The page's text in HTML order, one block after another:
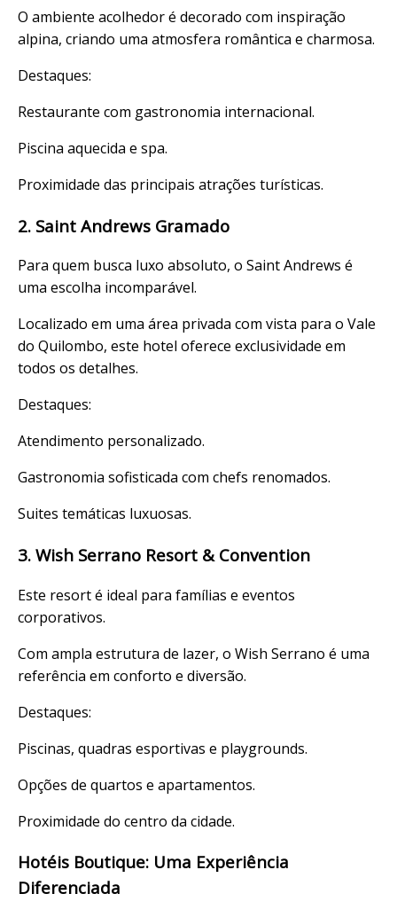
O ambiente acolhedor é decorado com inspiração
alpina, criando uma atmosfera romântica e charmosa.
Destaques:
Restaurante com gastronomia internacional.
Piscina aquecida e spa.
Proximidade das principais atrações turísticas.
2. Saint Andrews Gramado
Para quem busca luxo absoluto, o Saint Andrews é
uma escolha incomparável.
Localizado em uma área privada com vista para o Vale
do Quilombo, este hotel oferece exclusividade em
todos os detalhes.
Destaques:
Atendimento personalizado.
Gastronomia sofisticada com chefs renomados.
Suites temáticas luxuosas.
3. Wish Serrano Resort & Convention
Este resort é ideal para famílias e eventos
corporativos.
Com ampla estrutura de lazer, o Wish Serrano é uma
referência em conforto e diversão.
Destaques:
Piscinas, quadras esportivas e playgrounds.
Opções de quartos e apartamentos.
Proximidade do centro da cidade.
Hotéis Boutique: Uma Experiência
Diferenciada